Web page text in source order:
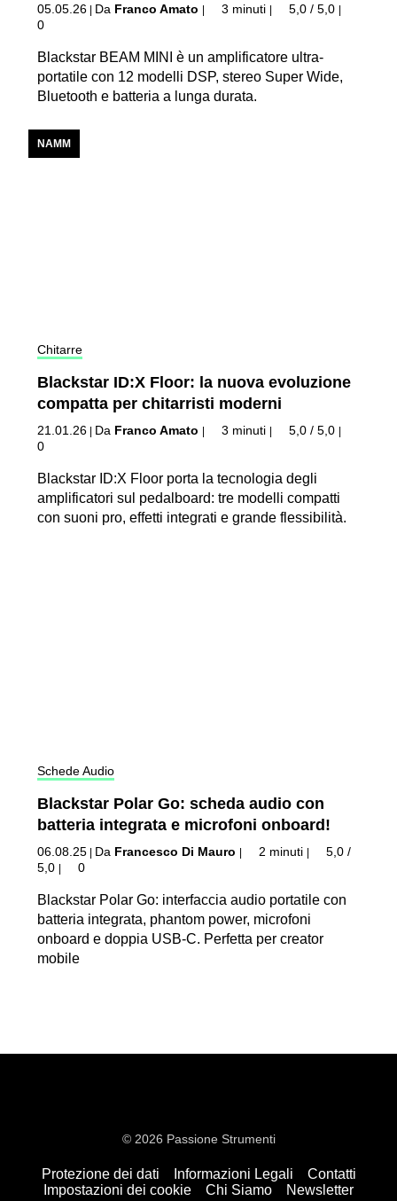
05.05.26 | Da Franco Amato | 3 minuti | 5,0 / 5,0 |
0
Blackstar BEAM MINI è un amplificatore ultra-
portatile con 12 modelli DSP, stereo Super Wide,
Bluetooth e batteria a lunga durata.
NAMM
Chitarre
Blackstar ID:X Floor: la nuova evoluzione
compatta per chitarristi moderni
21.01.26 | Da Franco Amato | 3 minuti | 5,0 / 5,0 |
0
Blackstar ID:X Floor porta la tecnologia degli
amplificatori sul pedalboard: tre modelli compatti
con suoni pro, effetti integrati e grande flessibilità.
Schede Audio
Blackstar Polar Go: scheda audio con
batteria integrata e microfoni onboard!
06.08.25 | Da Francesco Di Mauro | 2 minuti |
5,0 /
5,0 | 0
Blackstar Polar Go: interfaccia audio portatile con
batteria integrata, phantom power, microfoni
onboard e doppia USB-C. Perfetta per creator
mobile
Protezione dei dati Informazioni Legali
Contatti
Impostazioni dei cookie
Chi Siamo Newsletter
© 2026 Passione Strumenti